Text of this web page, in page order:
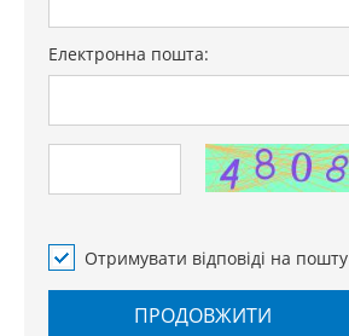
Електронна пошта:
Отримувати відповіді на пошту
ПРОДОВЖИТИ